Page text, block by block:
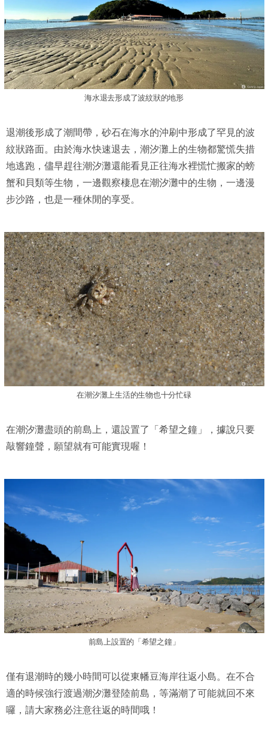
海水退去形成了波紋狀的地形
退潮後形成了潮間帶，砂石在海水的沖刷中形成了罕見的波
紋狀路面。由於海水快速退去，潮汐灘上的生物都驚慌失措
地逃跑，儘早趕往潮汐灘還能看見正往海水裡慌忙搬家的螃
蟹和貝類等生物，一邊觀察棲息在潮汐灘中的生物，一邊漫
步沙路，也是一種休閒的享受。
在潮汐灘上生活的生物也十分忙碌
在潮汐灘盡頭的前島上，還設置了「希望之鐘」，據說只要
敲響鐘聲，願望就有可能實現喔！
前島上設置的「希望之鐘」
僅有退潮時的幾小時間可以從東幡豆海岸往返小島。在不合
適的時候強行渡過潮汐灘登陸前島，等滿潮了可能就回不來
囉，請大家務必注意往返的時間哦！